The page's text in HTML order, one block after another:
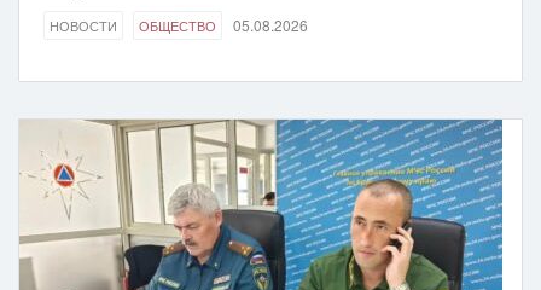
НОВОСТИ ОБЩЕСТВО 05.08.2026